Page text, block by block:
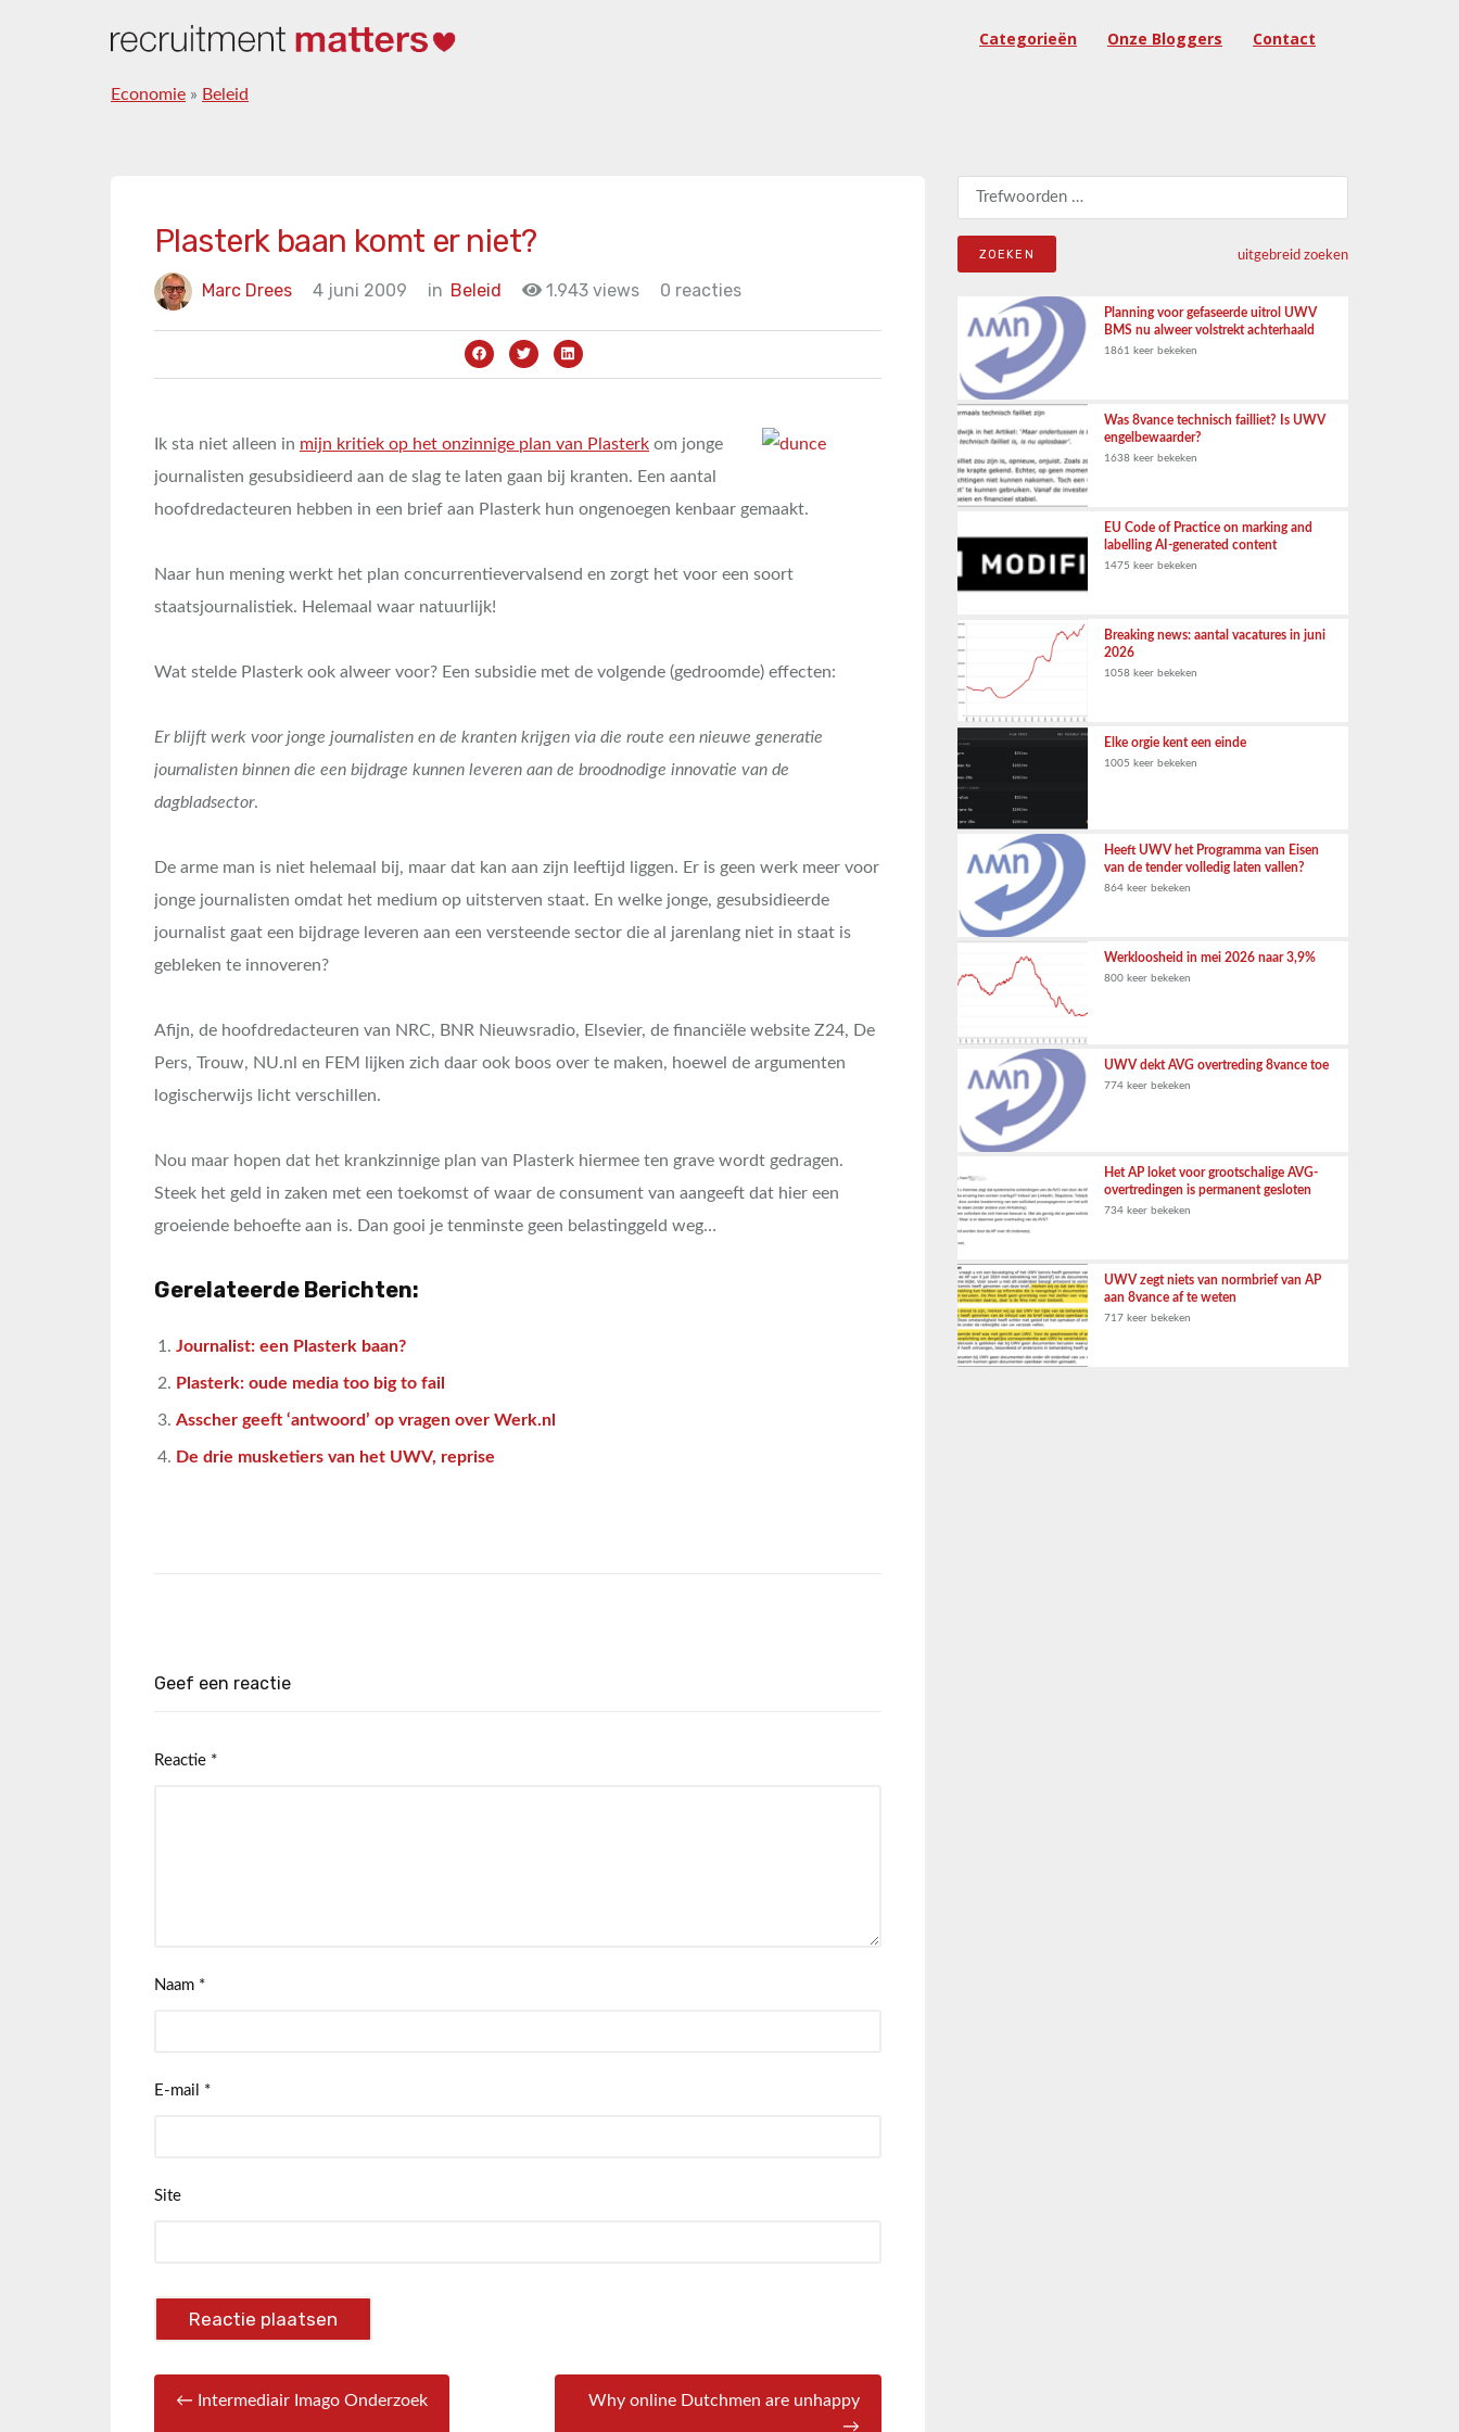
Categorieën Onze Bloggers Contact
Economie » Beleid
Plasterk baan komt er niet?
Marc Drees 4 juni 2009 in Beleid 1.943 views 0 reacties
Ik sta niet alleen in mijn kritiek op het onzinnige plan van Plasterk om jonge
journalisten gesubsidieerd aan de slag te laten gaan bij kranten. Een aantal
hoofdredacteuren hebben in een brief aan Plasterk hun ongenoegen kenbaar gemaakt.
Naar hun mening werkt het plan concurrentievervalsend en zorgt het voor een soort
staatsjournalistiek. Helemaal waar natuurlijk!
Wat stelde Plasterk ook alweer voor? Een subsidie met de volgende (gedroomde) effecten:
Er blijft werk voor jonge journalisten en de kranten krijgen via die route een nieuwe generatie
journalisten binnen die een bijdrage kunnen leveren aan de broodnodige innovatie van de
dagbladsector.
De arme man is niet helemaal bij, maar dat kan aan zijn leeftijd liggen. Er is geen werk meer voor
jonge journalisten omdat het medium op uitsterven staat. En welke jonge, gesubsidieerde
journalist gaat een bijdrage leveren aan een versteende sector die al jarenlang niet in staat is
gebleken te innoveren?
Afijn, de hoofdredacteuren van NRC, BNR Nieuwsradio, Elsevier, de financiële website Z24, De
Pers, Trouw, NU.nl en FEM lijken zich daar ook boos over te maken, hoewel de argumenten
logischerwijs licht verschillen.
Nou maar hopen dat het krankzinnige plan van Plasterk hiermee ten grave wordt gedragen.
Steek het geld in zaken met een toekomst of waar de consument van aangeeft dat hier een
groeiende behoefte aan is. Dan gooi je tenminste geen belastinggeld weg…
Gerelateerde Berichten:
Journalist: een Plasterk baan?
Plasterk: oude media too big to fail
Asscher geeft ‘antwoord’ op vragen over Werk.nl
De drie musketiers van het UWV, reprise
Geef een reactie
Reactie *
Naam *
E-mail *
Site
← Intermediair Imago Onderzoek
Why online Dutchmen are unhappy
→
Zoeken naar:
uitgebreid zoeken
Planning voor gefaseerde uitrol UWV
BMS nu alweer volstrekt achterhaald
1861 keer bekeken
Was 8vance technisch failliet? Is UWV
engelbewaarder?
1638 keer bekeken
EU Code of Practice on marking and
labelling AI-generated content
1475 keer bekeken
Breaking news: aantal vacatures in juni
2026
1058 keer bekeken
Elke orgie kent een einde
1005 keer bekeken
Heeft UWV het Programma van Eisen
van de tender volledig laten vallen?
864 keer bekeken
Werkloosheid in mei 2026 naar 3,9%
800 keer bekeken
UWV dekt AVG overtreding 8vance toe
774 keer bekeken
Het AP loket voor grootschalige AVG-
overtredingen is permanent gesloten
734 keer bekeken
UWV zegt niets van normbrief van AP
aan 8vance af te weten
717 keer bekeken